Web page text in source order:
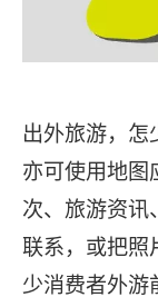
出外旅游，
亦可使用地图
次、旅游资讯
联系，或把照
少消费者外游